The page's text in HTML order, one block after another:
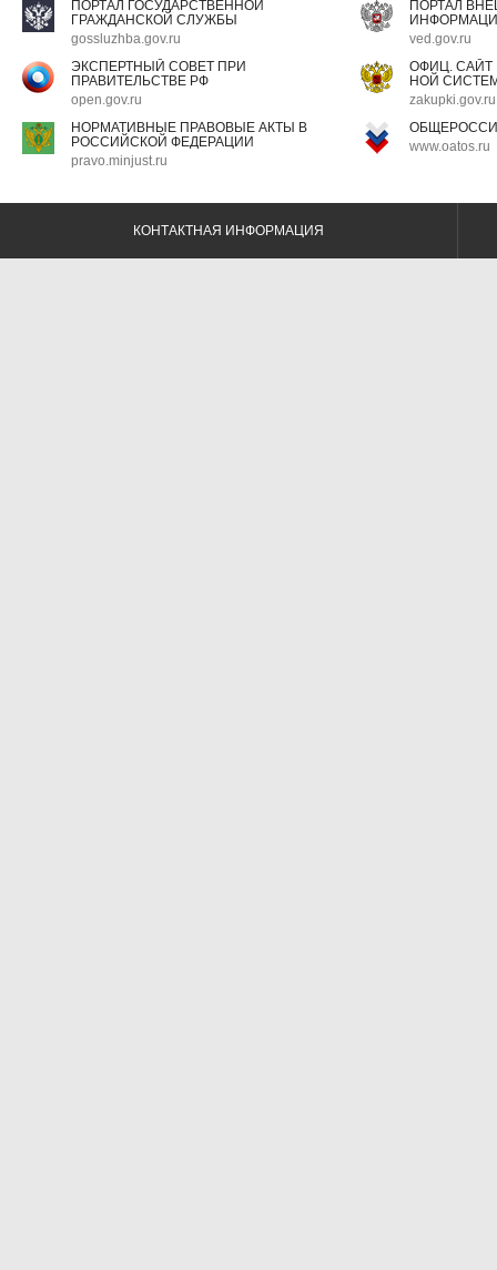
ПОРТАЛ ГОСУДАРСТВЕННОЙ
ГРАЖДАНСКОЙ СЛУЖБЫ
gossluzhba.gov.ru
ПОРТАЛ
ved.gov.ru
ЭКСПЕРТНЫЙ СОВЕТ ПРИ
ПРАВИТЕЛЬСТВЕ РФ
open.gov.ru
ОФИЦ.
НОЙ
zakupki.gov.ru
НОРМАТИВНЫЕ ПРАВОВЫЕ АКТЫ В
РОССИЙСКОЙ ФЕДЕРАЦИИ
pravo.minjust.ru
www.oatos.ru
КОНТАКТНАЯ ИНФОРМАЦИЯ